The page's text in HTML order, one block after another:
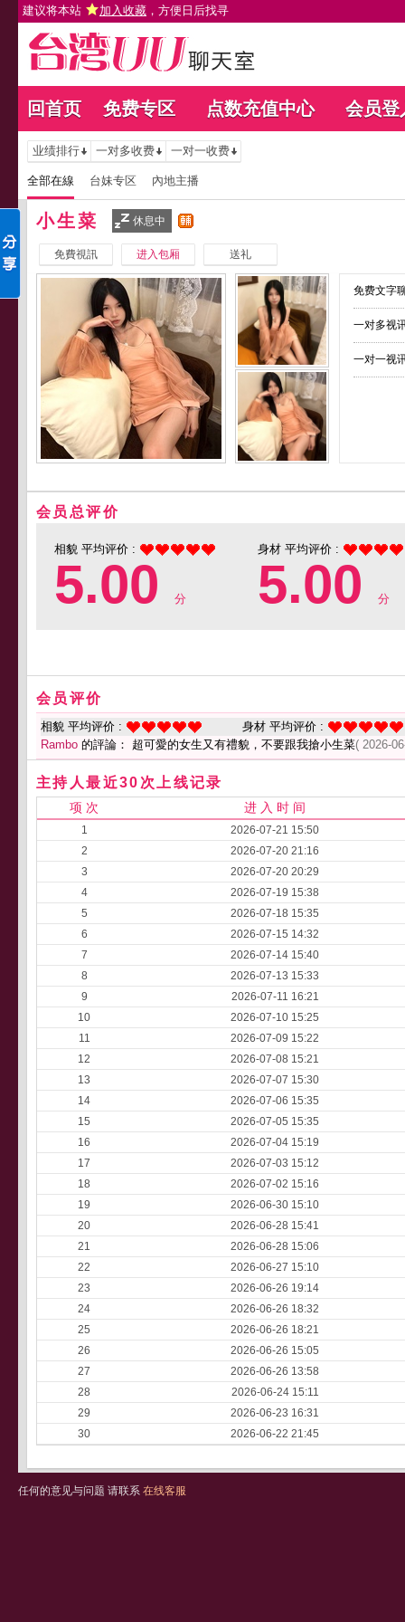
建议将本站 加入收藏 ，方便日后找寻
回首页 免费专区 点数充值中心 会员登
业绩排行 一对多收费 一对一收费
全部在線 台妹专区 內地主播
小生菜 休息中
免費視訊 进入包厢 送礼
免费文字
一对多视
一对一视
会员总评价
相貌 平均评价 :
5.00 分
身材 平均评价 :
5.00 分
会员评价
相貌 平均评价 :
身材 平均评价 :
Rambo 的評論： 超可愛的女生又有禮貌，不要跟我搶小生菜( 2026-
主持人最近30次上线记录
项 次 进 入 时 间
1
2026-07-21 15:50
2
2026-07-20 21:16
3
2026-07-20 20:29
4
2026-07-19 15:38
5
2026-07-18 15:35
6
2026-07-15 14:32
7
2026-07-14 15:40
8
2026-07-13 15:33
9
2026-07-11 16:21
10
2026-07-10 15:25
11
2026-07-09 15:22
12
2026-07-08 15:21
13
2026-07-07 15:30
14
2026-07-06 15:35
15
2026-07-05 15:35
16
2026-07-04 15:19
17
2026-07-03 15:12
18
2026-07-02 15:16
19
2026-06-30 15:10
20
2026-06-28 15:41
21
2026-06-28 15:06
22
2026-06-27 15:10
23
2026-06-26 19:14
24
2026-06-26 18:32
25
2026-06-26 18:21
26
2026-06-26 15:05
27
2026-06-26 13:58
28
2026-06-24 15:11
29
2026-06-23 16:31
30
2026-06-22 21:45
任何的意见与问题 请联系 在线客服